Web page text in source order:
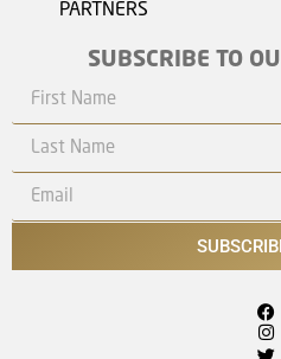
PARTNERS
SUBSCRIBE TO